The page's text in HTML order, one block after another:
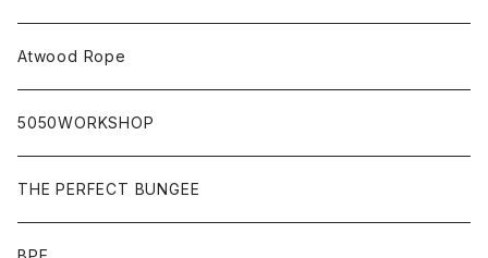
Atwood Rope
5050WORKSHOP
THE PERFECT BUNGEE